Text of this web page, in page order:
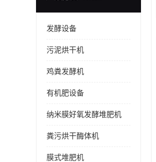
发酵设备
污泥烘干机
鸡粪发酵机
有机肥设备
纳米膜好氧发酵堆肥机
粪污烘干酶体机
膜式堆肥机